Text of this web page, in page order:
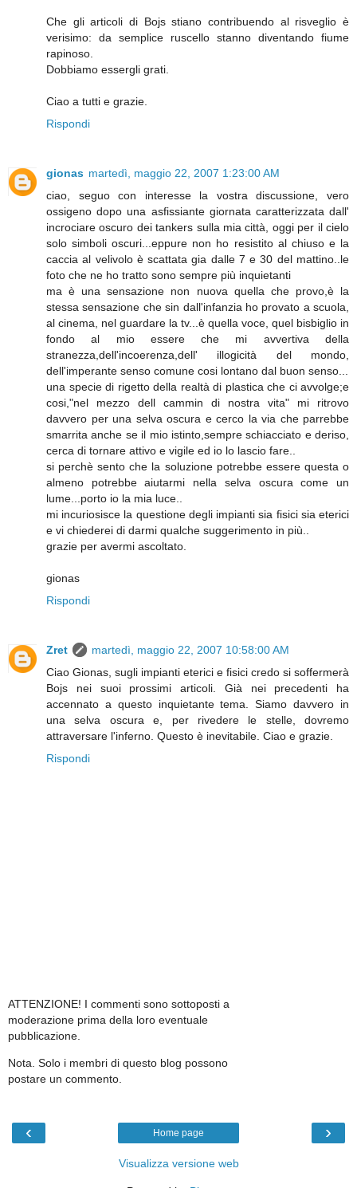
Che gli articoli di Bojs stiano contribuendo al risveglio è
verisimo: da semplice ruscello stanno diventando fiume
rapinoso.
Dobbiamo essergli grati.
Ciao a tutti e grazie.
Rispondi
gionas martedì, maggio 22, 2007 1:23:00 AM
ciao, seguo con interesse la vostra discussione, vero
ossigeno dopo una asfissiante giornata caratterizzata dall'
incrociare oscuro dei tankers sulla mia città, oggi per il cielo
solo simboli oscuri...eppure non ho resistito al chiuso e la
caccia al velivolo è scattata gia dalle 7 e 30 del mattino..le
foto che ne ho tratto sono sempre più inquietanti
ma è una sensazione non nuova quella che provo,è la
stessa sensazione che sin dall'infanzia ho provato a scuola,
al cinema, nel guardare la tv...è quella voce, quel bisbiglio in
fondo al mio essere che mi avvertiva della
stranezza,dell'incoerenza,dell' illogicità del mondo,
dell'imperante senso comune cosi lontano dal buon senso...
una specie di rigetto della realtà di plastica che ci avvolge;e
cosi,"nel mezzo dell cammin di nostra vita" mi ritrovo
davvero per una selva oscura e cerco la via che parrebbe
smarrita anche se il mio istinto,sempre schiacciato e deriso,
cerca di tornare attivo e vigile ed io lo lascio fare..
si perchè sento che la soluzione potrebbe essere questa o
almeno potrebbe aiutarmi nella selva oscura come un
lume...porto io la mia luce..
mi incuriosisce la questione degli impianti sia fisici sia eterici
e vi chiederei di darmi qualche suggerimento in più..
grazie per avermi ascoltato.
gionas
Rispondi
Zret
martedì, maggio 22, 2007 10:58:00 AM
Ciao Gionas, sugli impianti eterici e fisici credo si soffermerà
Bojs nei suoi prossimi articoli. Già nei precedenti ha
accennato a questo inquietante tema. Siamo davvero in
una selva oscura e, per rivedere le stelle, dovremo
attraversare l'inferno. Questo è inevitabile. Ciao e grazie.
Rispondi
ATTENZIONE! I commenti sono sottoposti a
moderazione prima della loro eventuale
pubblicazione.
Nota. Solo i membri di questo blog possono
postare un commento.
‹ ›
Home page
Visualizza versione web